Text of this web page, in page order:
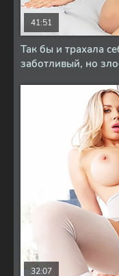
Так бы и трахала
заботливый, но
41:51
32:07